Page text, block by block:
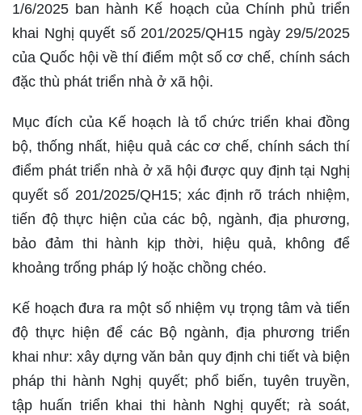
1/6/2025 ban hành Kế hoạch của Chính phủ triển
khai Nghị quyết số 201/2025/QH15 ngày 29/5/2025
của Quốc hội về thí điểm một số cơ chế, chính sách
đặc thù phát triển nhà ở xã hội.
Mục đích của Kế hoạch là tổ chức triển khai đồng
bộ, thống nhất, hiệu quả các cơ chế, chính sách thí
điểm phát triển nhà ở xã hội được quy định tại Nghị
quyết số 201/2025/QH15; xác định rõ trách nhiệm,
tiến độ thực hiện của các bộ, ngành, địa phương,
bảo đảm thi hành kịp thời, hiệu quả, không để
khoảng trống pháp lý hoặc chồng chéo.
Kế hoạch đưa ra một số nhiệm vụ trọng tâm và tiến
độ thực hiện để các Bộ ngành, địa phương triển
khai như: xây dựng văn bản quy định chi tiết và biện
pháp thi hành Nghị quyết; phổ biến, tuyên truyền,
tập huấn triển khai thi hành Nghị quyết; rà soát,